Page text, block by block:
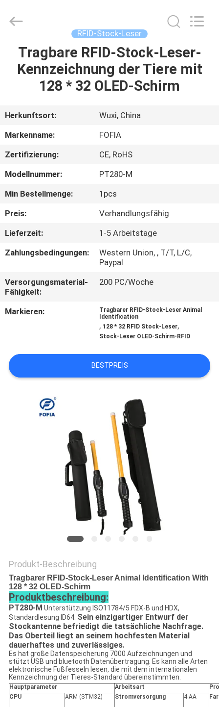
HAUS
PRODUKTE
VIDEOS
UNS
FABRIK-
AUSFLUG
QUALITÄTSKONTROLLE
SIE
MIT
VERBINDUNG
FORDERN
Reserved.
RFID-Stock-Leser
Tragbare RFID-Stock-Leser-
Kennzeichnung der Tiere mit
128 * 32 OLED-Schirm
Herkunftsort:
Wuxi, China
Markenname:
FOFIA
Zertifizierung:
CE, RoHS
Modellnummer:
PT280-M
Min Bestellmenge:
1pcs
Preis:
Verhandlungsfähig
Lieferzeit:
1-5 Arbeitstage
Zahlungsbedingungen:
Western Union, , T/T, L/C,
Paypal
Versorgungsmaterial-
Fähigkeit:
200 PC/Woche
Markieren:
Tragbarer RFID-Stock-Leser Animal
Identification
, 128 * 32 RFID Stock-Leser,
Stock-Leser OLED-Schirm-RFID
BESTPREIS
Produkt-Beschreibung
Tragbarer RFID-Stock-Leser Animal Identification With
128 * 32 OLED-Schirm
Produktbeschreibung:
PT280-M Unterstützung ISO11784/5 FDX-B und HDX,
Standardlesung ID64. Sein einzigartiger Entwurf der
Stockantenne befriedigt die tatsächliche Nachfrage.
Das Oberteil liegt an seinem hochfesten Material
dauerhaftes und zuverlässiges.
Es hat große Datenspeicherung 7000 Aufzeichnungen und
stützt USB und bluetooth Datenübertragung. Es kann alle Arten
elektronische Fußfesseln lesen, die mit dem internationalen
Kennzeichnung der Tieres-Standard übereinstimmten.
Hauptparameter Arbeitsart
CPU
ARM (STM32) Stromversorgung 4 AA